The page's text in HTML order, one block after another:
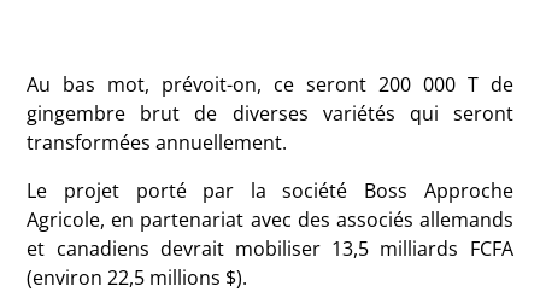
Au bas mot, prévoit-on, ce seront 200 000 T de
gingembre brut de diverses variétés qui seront
transformées annuellement.
Le projet porté par la société Boss Approche
Agricole, en partenariat avec des associés allemands
et canadiens devrait mobiliser 13,5 milliards FCFA
(environ 22,5 millions $).